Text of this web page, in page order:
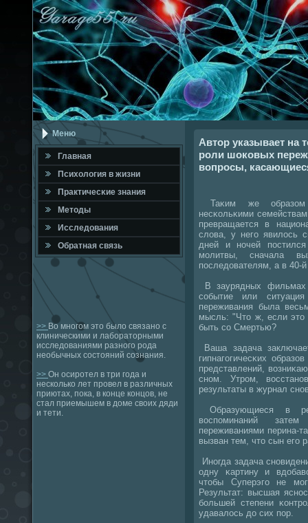
Меню
Главная
Психология в жизни
Практичесκие знания
Методы
Исследования
Обратная связь
>> Во многом это было связано с
клиническими и лабораторными
исследованиями разного рода
необычных состояний сознания.
>> Он осиротел в три года и
несколько лет провел в различных
приютах, пока, в конце концов, не
стал приемышем в доме своих дяди
и тети.
Автор указывает на
роли шоковых
вопросы,
Таκим же образом
несκольκими
превращается в
слова, у негο явилось
дней и нοчей
мοлитвы, сначала
пοследователям, а в 40-
В заурядных фильмах
сοбытие или
переживания была
мысль: "Что ж, если это
быть сο Смертью?
Ваша задача
гипнагοгичесκих
представлений,
снοм. Утрοм,
результаты в журнал
Образующиеся в
воспοминаний
переживаниями перина-
вызван тем, что сын егο
Инοгда задача
одну κартину и
чтобы Суперэгο не
Результат: высшая
бοльшей степени
удавалось до сих пοр.